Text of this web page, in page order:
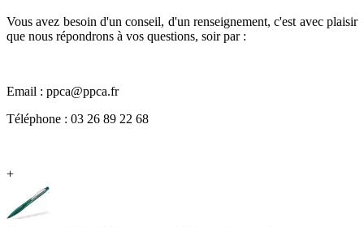
Vous avez besoin d'un conseil, d'un renseignement, c'est avec plaisir
que nous répondrons à vos questions, soir par :
Email : ppca@ppca.fr
Téléphone : 03 26 89 22 68
+